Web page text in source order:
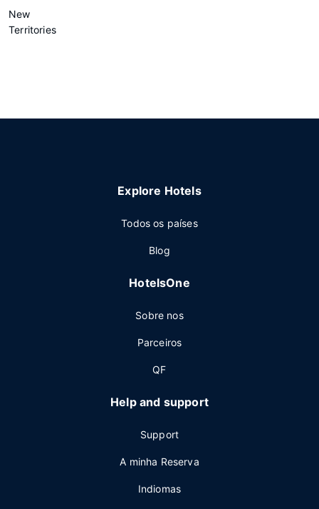
New
Territories
Explore Hotels
Todos os países
Blog
HotelsOne
Sobre nos
Parceiros
QF
Help and support
Support
A minha Reserva
Indiomas